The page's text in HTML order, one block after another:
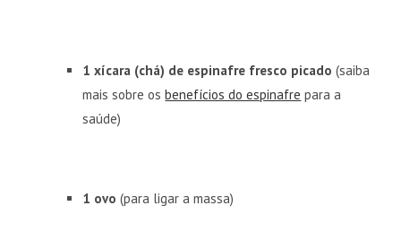
1 xícara (chá) de espinafre fresco picado (saiba
mais sobre osbenefícios do espinafre para a
saúde)
1 ovo (para ligar a massa)